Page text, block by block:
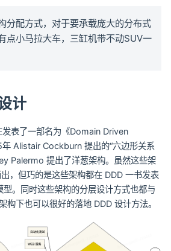
分配方式，对于要承载庞大的分布式
点小马拉大车，三缸机带不动SUV一
计
表了一部名为《Domain Driven
Alistair Cockburn 提出的“六边形关系
Palermo 提出了洋葱架构。虽然这些架
，但巧的是这些架构都在 DDD 一书发表
型。同时这些架构的分层设计方式也都与
构下也可以很好的落地 DDD 设计方法。